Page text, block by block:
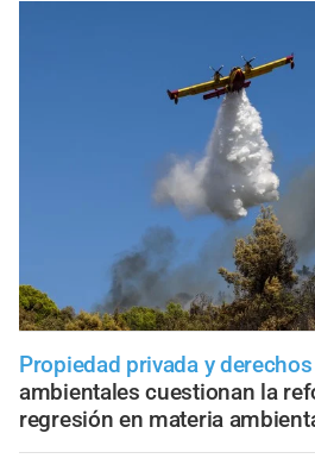
Propiedad privada y derechos
ambientales cuestionan la
regresión en materia